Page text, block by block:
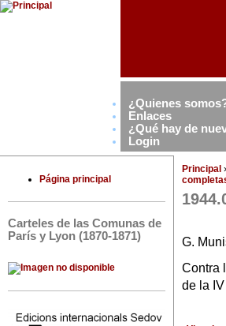
¿Quienes
Enlaces
¿Qué hay de
Login
Página principal
Carteles de las Comunas de
París y Lyon (1870-1871)
Principal
G.
Contra
de la